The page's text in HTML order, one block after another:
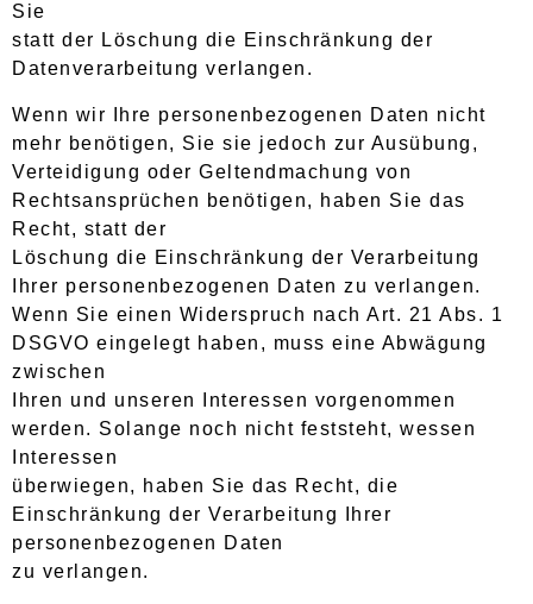
Sie
statt der Löschung die Einschränkung der
Datenverarbeitung verlangen.
Wenn wir Ihre personenbezogenen Daten nicht
mehr benötigen, Sie sie jedoch zur Ausübung,
Verteidigung oder Geltendmachung von
Rechtsansprüchen benötigen, haben Sie das
Recht, statt der
Löschung die Einschränkung der Verarbeitung
Ihrer personenbezogenen Daten zu verlangen.
Wenn Sie einen Widerspruch nach Art. 21 Abs. 1
DSGVO eingelegt haben, muss eine Abwägung
zwischen
Ihren und unseren Interessen vorgenommen
werden. Solange noch nicht feststeht, wessen
Interessen
überwiegen, haben Sie das Recht, die
Einschränkung der Verarbeitung Ihrer
personenbezogenen Daten
zu verlangen.